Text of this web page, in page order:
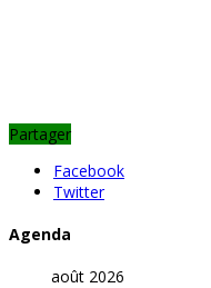
Partager
Facebook
Twitter
Agenda
août 2026